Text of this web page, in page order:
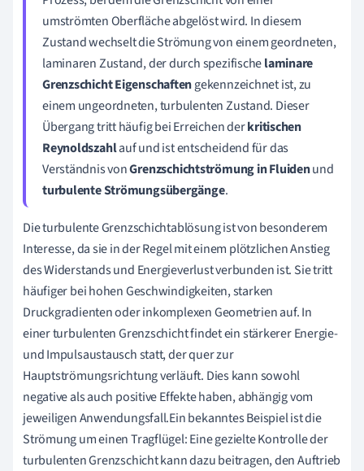
umströmten Oberfläche abgelöst wird. In diesem
Zustand wechselt die Strömung von einem geordneten,
laminaren Zustand, der durch spezifischelaminare
Grenzschicht Eigenschaftengekennzeichnet ist, zu
einem ungeordneten, turbulenten Zustand. Dieser
Übergang tritt häufig bei Erreichen derkritischen
Reynoldszahlauf und ist entscheidend für das
Verständnis vonGrenzschichtströmung in Fluidenund
turbulente Strömungsübergänge.
Die turbulente Grenzschichtablösung ist von besonderem
Interesse, da sie in der Regel mit einem plötzlichen Anstieg
des Widerstands und Energieverlust verbunden ist. Sie tritt
häufiger bei hohen Geschwindigkeiten, starken
Druckgradienten oder inkomplexen Geometrien auf. In
einer turbulenten Grenzschicht findet ein stärkerer Energie-
und Impulsaustausch statt, der quer zur
Hauptströmungsrichtung verläuft. Dies kann sowohl
negative als auch positive Effekte haben, abhängig vom
jeweiligen Anwendungsfall.Ein bekanntes Beispiel ist die
Strömung um einen Tragflügel: Eine gezielte Kontrolle der
turbulenten Grenzschicht kann dazu beitragen, den Auftrieb